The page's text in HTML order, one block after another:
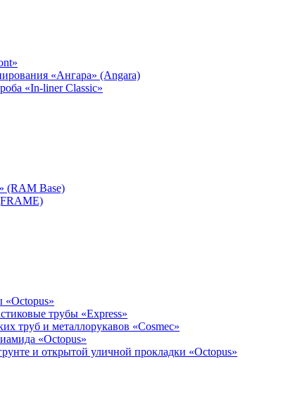
«Ангара» (Angara)
«In-liner Classic»
(RAM Base)
«Octopus»
трубы «Express»
труб и металлорукавов «Cosmec»
«Octopus»
и открытой уличной прокладки «Octopus»